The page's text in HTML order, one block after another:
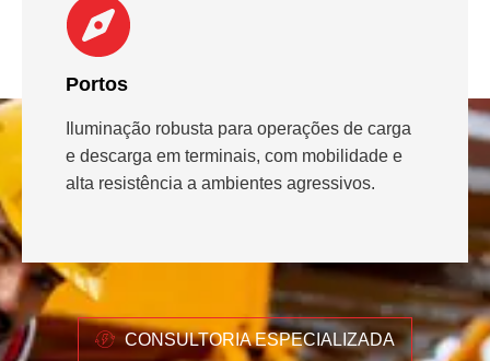
Portos
Iluminação robusta para operações de carga
e descarga em terminais, com mobilidade e
alta resistência a ambientes agressivos.
CONSULTORIA ESPECIALIZADA